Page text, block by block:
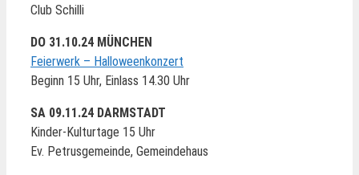
Club Schilli
DO 31.10.24 MÜNCHEN
Feierwerk – Halloweenkonzert
Beginn 15 Uhr, Einlass 14.30 Uhr
SA 09.11.24 DARMSTADT
Kinder-Kulturtage 15 Uhr
Ev. Petrusgemeinde, Gemeindehaus